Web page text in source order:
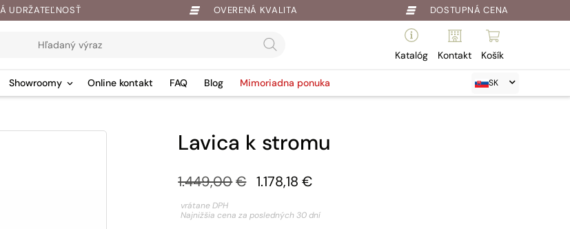
UDRŽATEĽNOSŤ OVERENÁ KVALITA DOSTUPNÁ CENA
Katalóg Kontakt Košík
Showroomy Online kontakt FAQ Blog Mimoriadna ponuka SK
Lavica k stromu
1.449,00€
Pôvodná
cena
1.178,18 €
Aktuálna
cena
vrátane DPH
Najnižšia cena za posledných 30 dní